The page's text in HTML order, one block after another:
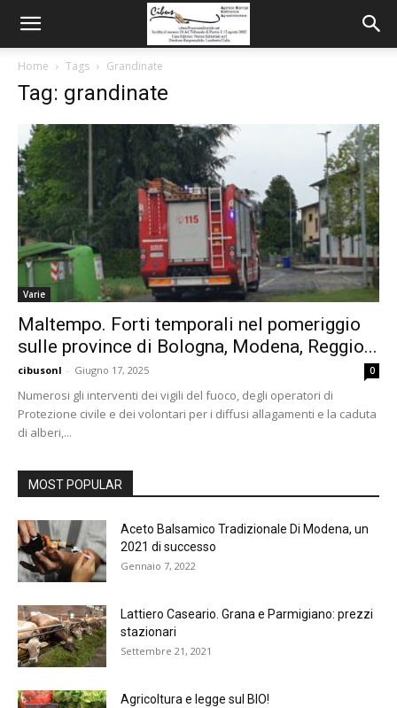
Home Tags Grandinate
Tag: grandinate
Varie
Maltempo. Forti temporali nel pomeriggio
sulle province di Bologna, Modena, Reggio...
cibusonl - Giugno 17, 2025 0
Numerosi gli interventi dei vigili del fuoco, degli operatori di
Protezione civile e dei volontari per i diffusi allagamenti e la caduta
di alberi,...
MOST POPULAR
Aceto Balsamico Tradizionale Di Modena, un
2021 di successo
Gennaio 7, 2022
Lattiero Caseario. Grana e Parmigiano: prezzi
stazionari
Settembre 21, 2021
Agricoltura e legge sul BIO!